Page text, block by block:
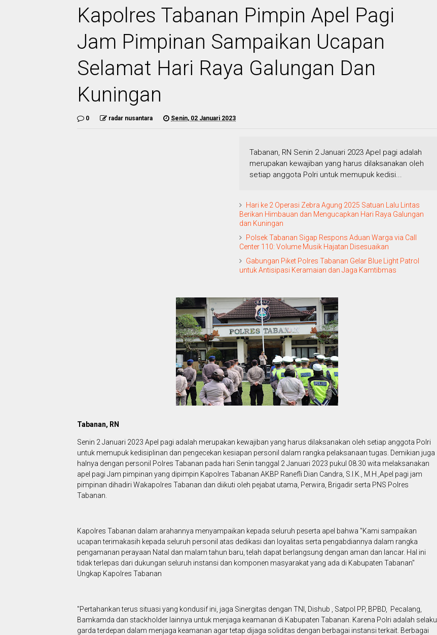
Kapolres Tabanan Pimpin Apel Pagi
Jam Pimpinan Sampaikan Ucapan
Selamat Hari Raya Galungan Dan
Kuningan
0 radar nusantara Senin, 02 Januari 2023
Tabanan, RN Senin 2 Januari 2023 Apel pagi adalah
merupakan kewajiban yang harus dilaksanakan oleh
setiap anggota Polri untuk memupuk kedisi...
Hari ke 2 Operasi Zebra Agung 2025 Satuan Lalu Lintas
Berikan Himbauan dan Mengucapkan Hari Raya Galungan
dan Kuningan
Polsek Tabanan Sigap Respons Aduan Warga via Call
Center 110: Volume Musik Hajatan Disesuaikan
Gabungan Piket Polres Tabanan Gelar Blue Light Patrol
untuk Antisipasi Keramaian dan Jaga Kamtibmas
Tabanan, RN
Senin 2 Januari 2023 Apel pagi adalah merupakan kewajiban yang harus dilaksanakan oleh setiap anggota Polri
untuk memupuk kedisiplinan dan pengecekan kesiapan personil dalam rangka pelaksanaan tugas. Demikian juga
halnya dengan personil Polres Tabanan pada hari Senin tanggal 2 Januari 2023 pukul 08.30 wita melaksanakan
apel pagi Jam pimpinan yang dipimpin Kapolres Tabanan AKBP Ranefli Dian Candra, S.I.K., M.H.,Apel pagi jam
pimpinan dihadiri Wakapolres Tabanan dan diikuti oleh pejabat utama, Perwira, Brigadir serta PNS Polres
Tabanan.
Kapolres Tabanan dalam arahannya menyampaikan kepada seluruh peserta apel bahwa "Kami sampaikan
ucapan terimakasih kepada seluruh personil atas dedikasi dan loyalitas serta pengabdiannya dalam rangka
pengamanan perayaan Natal dan malam tahun baru, telah dapat berlangsung dengan aman dan lancar. Hal ini
tidak terlepas dari dukungan seluruh instansi dan komponen masyarakat yang ada di Kabupaten Tabanan"
Ungkap Kapolres Tabanan
"Pertahankan terus situasi yang kondusif ini, jaga Sinergitas dengan TNI, Dishub , Satpol PP, BPBD, Pecalang,
Bamkamda dan stackholder lainnya untuk menjaga keamanan di Kabupaten Tabanan. Karena Polri adalah selaku
garda terdepan dalam menjaga keamanan agar tetap dijaga soliditas dengan berbagai instansi terkait. Berbagai